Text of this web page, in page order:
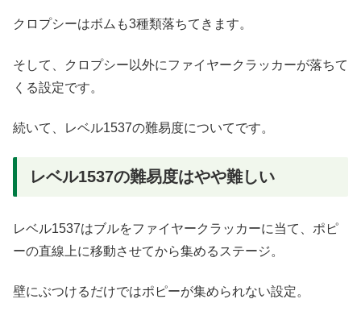
クロプシーはボムも3種類落ちてきます。
そして、クロプシー以外にファイヤークラッカーが落ちて
くる設定です。
続いて、レベル1537の難易度についてです。
レベル1537の難易度はやや難しい
レベル1537はブルをファイヤークラッカーに当て、ポピ
ーの直線上に移動させてから集めるステージ。
壁にぶつけるだけではポピーが集められない設定。